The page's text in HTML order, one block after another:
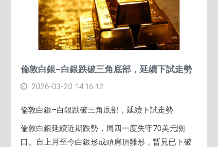
倫敦白銀–白銀跌破三角底部，延續下試走勢
2026-03-20 14:16:12
倫敦白銀–白銀跌破三角底部，延續下試走勢
倫敦白銀延續近期跌勢，周四一度失守70美元關
口。自上月至今白銀形成頭肩頂雛形，暫見已下破